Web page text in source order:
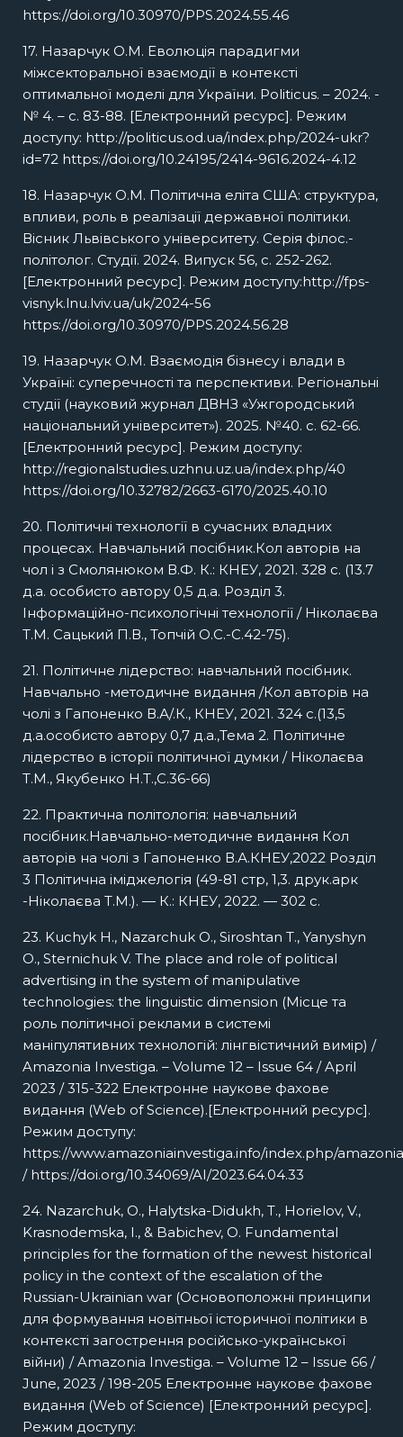
https://doi.org/10.30970/PPS.2024.55.46
17. Назарчук О.М. Еволюція парадигми
міжсекторальної взаємодії в контексті
оптимальної моделі для України. Politicus. – 2024. -
№ 4. – с. 83-88. [Електронний ресурс]. Режим
доступу: http://politicus.od.ua/index.php/2024-ukr?
id=72 https://doi.org/10.24195/2414-9616.2024-4.12
18. Назарчук О.М. Політична еліта США: структура,
впливи, роль в реалізації державної політики.
Вісник Львівського університету. Серія філос.-
політолог. Студії. 2024. Випуск 56, с. 252-262.
[Електронний ресурс]. Режим доступу:http://fps-
visnyk.lnu.lviv.ua/uk/2024-56
https://doi.org/10.30970/PPS.2024.56.28
19. Назарчук О.М. Взаємодія бізнесу і влади в
Україні: суперечності та перспективи. Регіональні
студії (науковий журнал ДВНЗ «Ужгородський
національний університет»). 2025. №40. с. 62-66.
[Електронний ресурс]. Режим доступу:
http://regionalstudies.uzhnu.uz.ua/index.php/40
https://doi.org/10.32782/2663-6170/2025.40.10
20. Політичні технології в сучасних владних
процесах. Навчальний посібник.Кол авторів на
чол і з Смолянюком В.Ф. К.: КНЕУ, 2021. 328 с. (13.7
д.а. особисто автору 0,5 д.а. Розділ 3.
Інформаційно-психологічні технології / Ніколаєва
Т.М. Сацький П.В., Топчій О.С.-С.42-75).
21. Політичне лідерство: навчальний посібник.
Навчально -методичне видання /Кол авторів на
чолі з Гапоненко В.А/.К., КНЕУ, 2021. 324 с.(13,5
д.а.особисто автору 0,7 д.а.,Тема 2. Політичне
лідерство в історії політичної думки / Ніколаєва
Т.М., Якубенко Н.Т.,С.36-66)
22. Практична політологія: навчальний
посібник.Навчально-методичне видання Кол
авторів на чолі з Гапоненко В.А.КНЕУ,2022 Розділ
3 Політична іміджелогія (49-81 стр, 1,3. друк.арк
-Ніколаєва Т.М.). — К.: КНЕУ, 2022. — 302 с.
23. Kuchyk H., Nazarchuk O., Siroshtan T., Yanyshyn
O., Sternichuk V. The place and role of political
advertising in the system of manipulative
technologies: the linguistic dimension (Місце та
роль політичної реклами в системі
маніпулятивних технологій: лінгвістичний вимір) /
Amazonia Investiga. – Volume 12 – Issue 64 / April
2023 / 315-322 Електронне наукове фахове
видання (Web of Science).[Електронний ресурс].
Режим доступу:
https://www.amazoniainvestiga.info/index.php/
/ https://doi.org/10.34069/AI/2023.64.04.33
24. Nazarchuk, O., Halytska-Didukh, T., Horielov, V.,
Krasnodemska, I., & Babichev, O. Fundamental
principles for the formation of the newest historical
policy in the context of the escalation of the
Russian-Ukrainian war (Основоположні принципи
для формування новітньої історичної політики в
контексті загострення російсько-української
війни) / Amazonia Investiga. – Volume 12 – Issue 66 /
June, 2023 / 198-205 Електронне наукове фахове
видання (Web of Science) [Електронний ресурс].
Режим доступу: